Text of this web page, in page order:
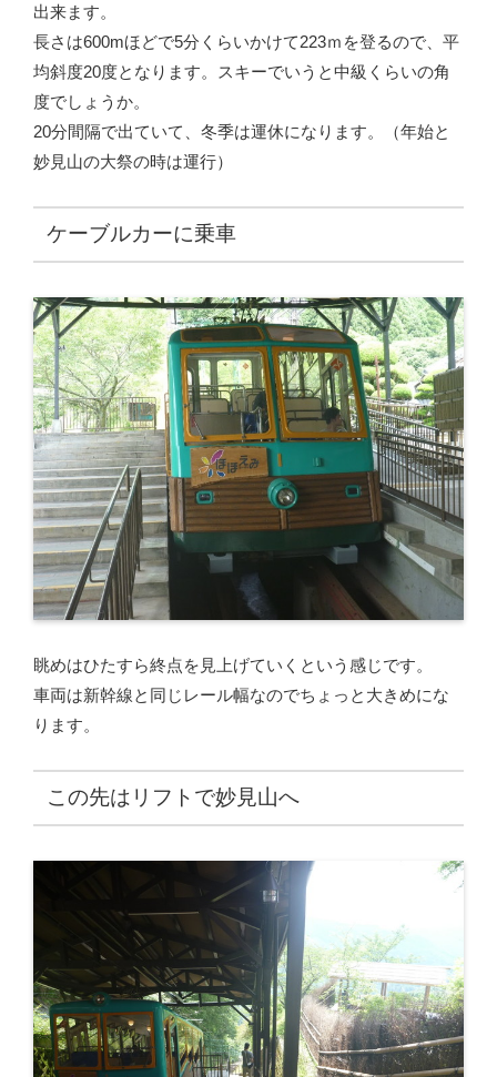
出来ます。
長さは600mほどで5分くらいかけて223ｍを登るので、平
均斜度20度となります。スキーでいうと中級くらいの角
度でしょうか。
20分間隔で出ていて、冬季は運休になります。（年始と
妙見山の大祭の時は運行）
ケーブルカーに乗車
眺めはひたすら終点を見上げていくという感じです。
車両は新幹線と同じレール幅なのでちょっと大きめにな
ります。
この先はリフトで妙見山へ